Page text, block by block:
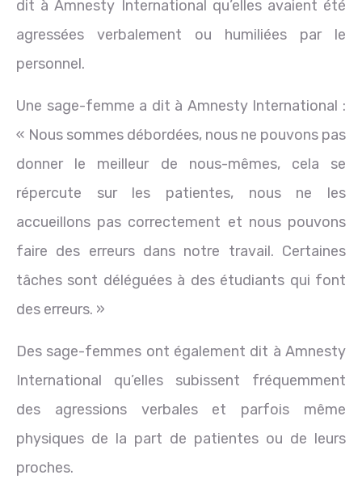
dit à Amnesty International qu’elles avaient été
agressées verbalement ou humiliées par le
personnel.
Une sage-femme a dit à Amnesty International :
« Nous sommes débordées, nous ne pouvons pas
donner le meilleur de nous-mêmes, cela se
répercute sur les patientes, nous ne les
accueillons pas correctement et nous pouvons
faire des erreurs dans notre travail. Certaines
tâches sont déléguées à des étudiants qui font
des erreurs. »
Des sage-femmes ont également dit à Amnesty
International qu’elles subissent fréquemment
des agressions verbales et parfois même
physiques de la part de patientes ou de leurs
proches.